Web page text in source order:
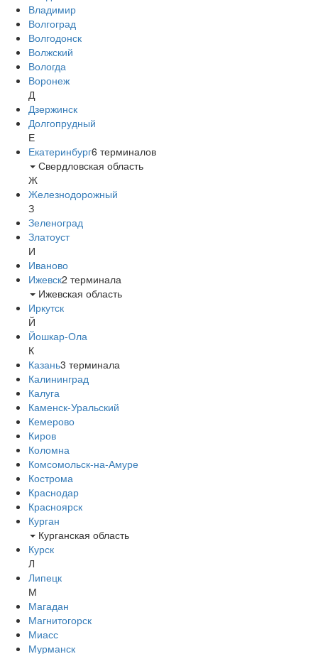
Владимир
Волгоград
Волгодонск
Волжский
Вологда
Воронеж
Д
Дзержинск
Долгопрудный
Е
Екатеринбург6 терминалов
Свердловская область
Ж
Железнодорожный
З
Зеленоград
Златоуст
И
Иваново
Ижевск2 терминала
Ижевская область
Иркутск
Й
Йошкар-Ола
К
Казань3 терминала
Калининград
Калуга
Каменск-Уральский
Кемерово
Киров
Коломна
Комсомольск-на-Амуре
Кострома
Краснодар
Красноярск
Курган
Курганская область
Курск
Л
Липецк
М
Магадан
Магнитогорск
Миасс
Мурманск